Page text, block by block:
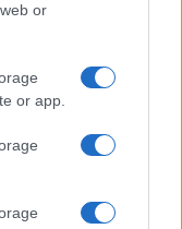
or
or app.
dalle